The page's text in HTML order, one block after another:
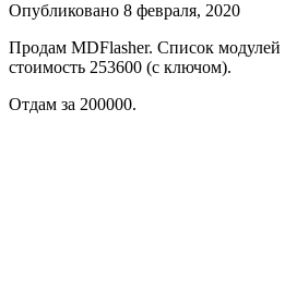
Опубликовано 8 февраля, 2020
Продам MDFlasher. Список
стоимость 253600 (с ключом).
Отдам за 200000.